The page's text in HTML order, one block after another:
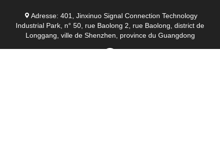
Adresse: 401, Jinxinuo Signal Connection Technology
Industrial Park, n° 50, rue Baolong 2, rue Baolong, district de
Longgang, ville de Shenzhen, province du Guangdong